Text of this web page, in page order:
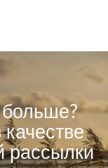
больше?
рассылки